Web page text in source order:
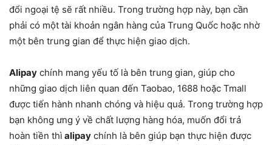
đổi ngoại tệ sẽ rất nhiều. Trong trường hợp này, bạn cần
phải có một tài khoản ngân hàng của Trung Quốc hoặc nhờ
một bên trung gian để thực hiện giao dịch.
Alipay chính mang yếu tố là bên trung gian, giúp cho
những giao dịch liên quan đến Taobao, 1688 hoặc Tmall
được tiến hành nhanh chóng và hiệu quả. Trong trường hợp
bạn không ưng ý về chất lượng hàng hóa, muốn đổi trả
hoàn tiền thì alipay chính là bên giúp bạn thực hiện được